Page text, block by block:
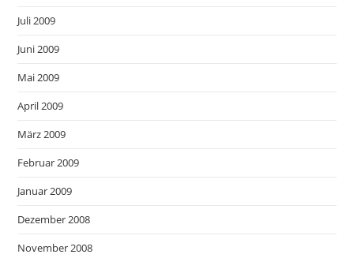
Juli 2009
Juni 2009
Mai 2009
April 2009
März 2009
Februar 2009
Januar 2009
Dezember 2008
November 2008